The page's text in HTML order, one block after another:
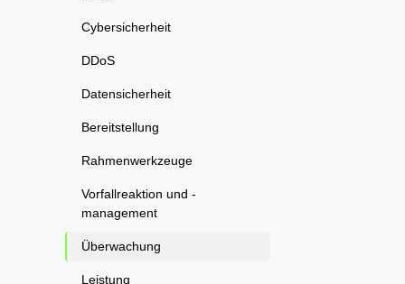
Cybersicherheit
DDoS
Datensicherheit
Bereitstellung
Rahmenwerkzeuge
Vorfallreaktion und -
management
Überwachung
Leistung